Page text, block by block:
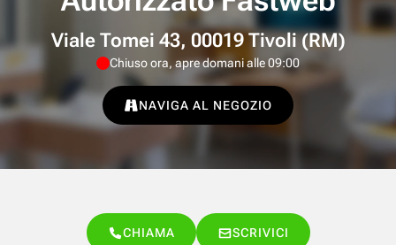
Viale Tomei 43, 00019 Tivoli (RM)
Chiuso ora, apre domani alle 09:00
NAVIGA AL NEGOZIO
CHIAMA SCRIVICI